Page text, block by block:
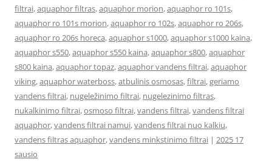
filtrai,aquaphor filtras,aquaphor morion,aquaphor ro 101s,
aquaphor ro 101s morion,aquaphor ro 102s,aquaphor ro 206s,
aquaphor ro 206s horeca,aquaphor s1000,aquaphor s1000 kaina,
aquaphor s550,aquaphor s550 kaina,aquaphor s800,aquaphor
s800 kaina,aquaphor topaz,aquaphor vandens filtrai,aquaphor
viking,aquaphor waterboss,atbulinis osmosas,filtrai,geriamo
vandens filtrai, nugeležinimo filtrai, nugelezinimo filtras,
nukalkinimo filtrai,osmoso filtrai,vandens filtrai,vandens filtrai
aquaphor,vandens filtrai namui,vandens filtrai nuo kalkiu,
vandens filtras aquaphor,vandens minkstinimo filtrai | 2025 17
sausio